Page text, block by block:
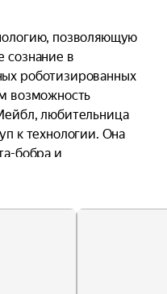
позволяющую
сознание в
роботизированных
возможность
любительница
к технологии. Она
бобра и
животный мир.
шынайы робот